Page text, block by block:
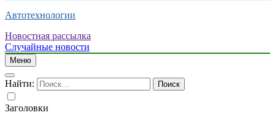
Автотехнологии
Новостная рассылка
Случайные новости
Меню
Найти:
Заголовки